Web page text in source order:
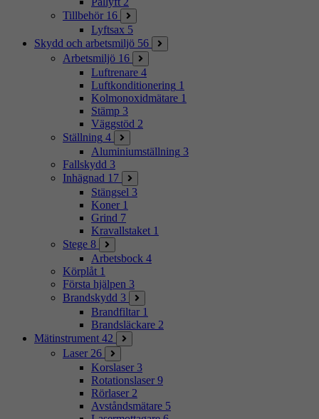
Tillbehör 16
Lyftsax 5
Skydd och arbetsmiljö 56
Arbetsmiljö 16
Luftrenare 4
Luftkonditionering 1
Kolmonoxidmätare 1
Stämp 3
Väggstöd 2
Ställning 4
Aluminiumställning 3
Fallskydd 3
Inhägnad 17
Stängsel 3
Koner 1
Grind 7
Kravallstaket 1
Stege 8
Arbetsbock 4
Körplåt 1
Första hjälpen 3
Brandskydd 3
Brandfiltar 1
Brandsläckare 2
Mätinstrument 42
Laser 26
Korslaser 3
Rotationslaser 9
Rörlaser 2
Avståndsmätare 5